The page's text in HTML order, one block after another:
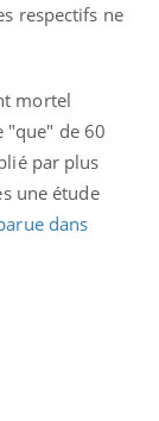
respectifs ne
mortel
"que" de 60
par plus
une étude
dans